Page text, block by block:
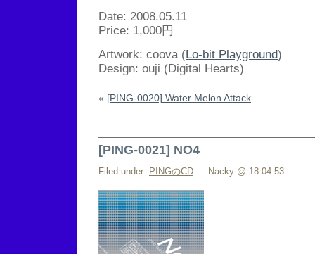
Date: 2008.05.11
Price: 1,000円
Artwork: coova (Lo-bit Playground)
Design: ouji (Digital Hearts)
« [PING-0020] Water Melon Attack
[PING-0021] NO4
Filed under: PINGのCD — Nacky @ 18:04:53